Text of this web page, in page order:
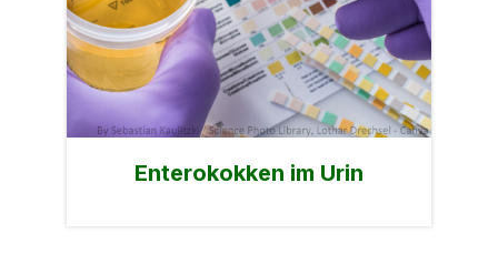
Enterokokken im Urin